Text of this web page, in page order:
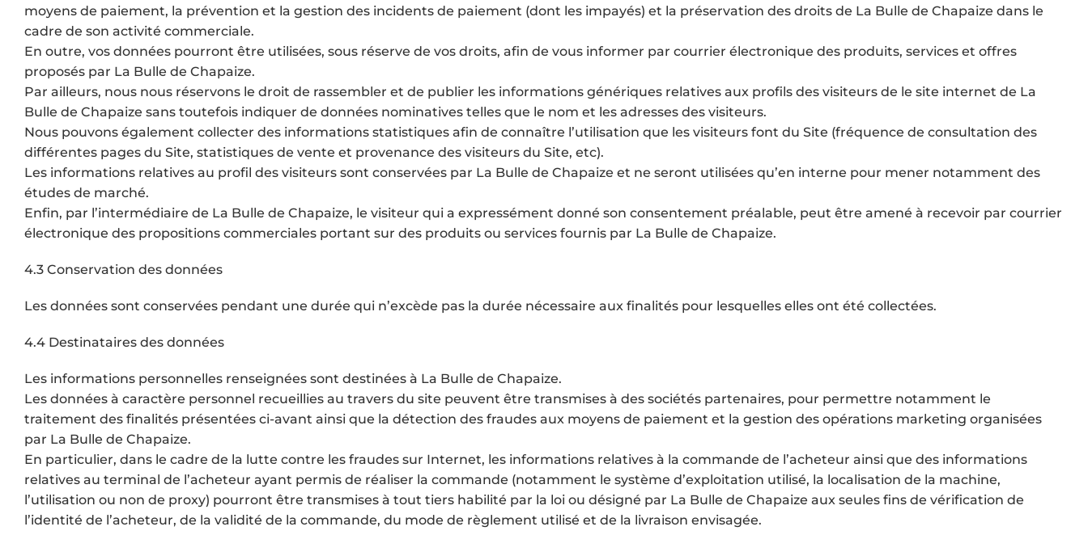
moyens de paiement, la prévention et la gestion des incidents de paiement (dont les impayés) et la préservation des droits de La Bulle de Chapaize dans le
cadre de son activité commerciale.
En outre, vos données pourront être utilisées, sous réserve de vos droits, afin de vous informer par courrier électronique des produits, services et offres
proposés par La Bulle de Chapaize.
Par ailleurs, nous nous réservons le droit de rassembler et de publier les informations génériques relatives aux profils des visiteurs de le site internet de La
Bulle de Chapaize sans toutefois indiquer de données nominatives telles que le nom et les adresses des visiteurs.
Nous pouvons également collecter des informations statistiques afin de connaître l’utilisation que les visiteurs font du Site (fréquence de consultation des
différentes pages du Site, statistiques de vente et provenance des visiteurs du Site, etc).
Les informations relatives au profil des visiteurs sont conservées par La Bulle de Chapaize et ne seront utilisées qu’en interne pour mener notamment des
études de marché.
Enfin, par l’intermédiaire de La Bulle de Chapaize, le visiteur qui a expressément donné son consentement préalable, peut être amené à recevoir par courrier
électronique des propositions commerciales portant sur des produits ou services fournis par La Bulle de Chapaize.
4.3 Conservation des données
Les données sont conservées pendant une durée qui n’excède pas la durée nécessaire aux finalités pour lesquelles elles ont été collectées.
4.4 Destinataires des données
Les informations personnelles renseignées sont destinées à La Bulle de Chapaize.
Les données à caractère personnel recueillies au travers du site peuvent être transmises à des sociétés partenaires, pour permettre notamment le
traitement des finalités présentées ci-avant ainsi que la détection des fraudes aux moyens de paiement et la gestion des opérations marketing organisées
par La Bulle de Chapaize.
En particulier, dans le cadre de la lutte contre les fraudes sur Internet, les informations relatives à la commande de l’acheteur ainsi que des informations
relatives au terminal de l’acheteur ayant permis de réaliser la commande (notamment le système d’exploitation utilisé, la localisation de la machine,
l’utilisation ou non de proxy) pourront être transmises à tout tiers habilité par la loi ou désigné par La Bulle de Chapaize aux seules fins de vérification de
l’identité de l’acheteur, de la validité de la commande, du mode de règlement utilisé et de la livraison envisagée.